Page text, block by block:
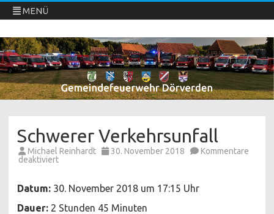
MENÜ
Freiwillige Feuerwehren Dörverden
Direkt
zum
Inhalt
springen
Schwerer Verkehrsunfall
Michael Reinhardt 30. November 2018
Kommentare
deaktiviertfür
Datum: 30. November 2018 um 17:15 Uhr
Dauer: 2 Stunden 45 Minuten